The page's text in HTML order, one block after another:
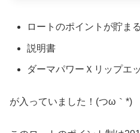
ロートのポイントが貯ま
説明書
ダーマパワーＸリップエ
が入っていました！(つω｀*)